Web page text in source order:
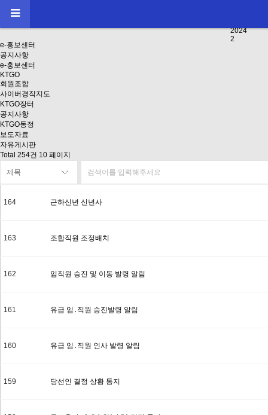
2024
2
e-홍보센터
공지사항
e-홍보센터
KTGO
회원조합
사이버경작지도
KTGO장터
공지사항
KTGO동정
보도자료
자유게시판
Total 254건 10 페이지
164 근하신년 신년사
163 조합직원 조정배치
162 임직원 승진 및 이동 발령 알림
161 유급 임․직원 승진발령 알림
160 유급 임․직원 인사 발령 알림
159 당선인 결정 상황 통지